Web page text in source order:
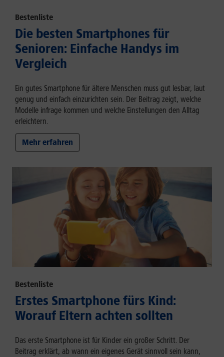
Bestenliste
Die besten Smartphones für
Senioren: Einfache Handys im
Vergleich
Ein gutes Smartphone für ältere Menschen muss gut lesbar, laut
genug und einfach einzurichten sein. Der Beitrag zeigt, welche
Modelle infrage kommen und welche Einstellungen den Alltag
erleichtern.
Mehr erfahren
Bestenliste
Erstes Smartphone fürs Kind:
Worauf Eltern achten sollten
Das erste Smartphone ist für Kinder ein großer Schritt. Der
Beitrag erklärt, ab wann ein eigenes Gerät sinnvoll sein kann,